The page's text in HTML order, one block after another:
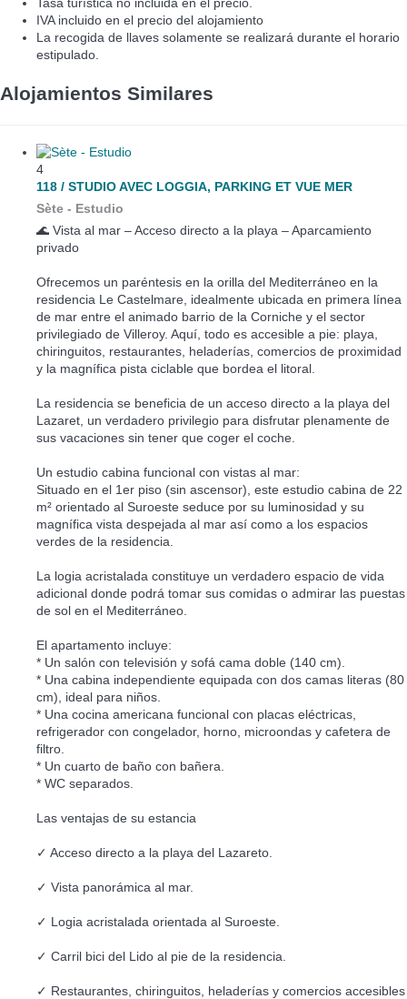
Tasa turística no incluida en el precio.
IVA incluido en el precio del alojamiento
La recogida de llaves solamente se realizará durante el horario
estipulado.
Alojamientos Similares
4
118 / STUDIO AVEC LOGGIA, PARKING ET VUE MER
Sète - Estudio
🌊 Vista al mar – Acceso directo a la playa – Aparcamiento
privado
Ofrecemos un paréntesis en la orilla del Mediterráneo en la
residencia Le Castelmare, idealmente ubicada en primera línea
de mar entre el animado barrio de la Corniche y el sector
privilegiado de Villeroy. Aquí, todo es accesible a pie: playa,
chiringuitos, restaurantes, heladerías, comercios de proximidad
y la magnífica pista ciclable que bordea el litoral.
La residencia se beneficia de un acceso directo a la playa del
Lazaret, un verdadero privilegio para disfrutar plenamente de
sus vacaciones sin tener que coger el coche.
Un estudio cabina funcional con vistas al mar:
Situado en el 1er piso (sin ascensor), este estudio cabina de 22
m² orientado al Suroeste seduce por su luminosidad y su
magnífica vista despejada al mar así como a los espacios
verdes de la residencia.
La logia acristalada constituye un verdadero espacio de vida
adicional donde podrá tomar sus comidas o admirar las puestas
de sol en el Mediterráneo.
El apartamento incluye:
* Un salón con televisión y sofá cama doble (140 cm).
* Una cabina independiente equipada con dos camas literas (80
cm), ideal para niños.
* Una cocina americana funcional con placas eléctricas,
refrigerador con congelador, horno, microondas y cafetera de
filtro.
* Un cuarto de baño con bañera.
* WC separados.
Las ventajas de su estancia
✓ Acceso directo a la playa del Lazareto.
✓ Vista panorámica al mar.
✓ Logia acristalada orientada al Suroeste.
✓ Carril bici del Lido al pie de la residencia.
✓ Restaurantes, chiringuitos, heladerías y comercios accesibles